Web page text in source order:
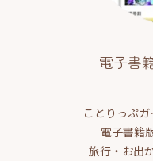
電子書
ことりっぷ
電子書籍
旅行・お出